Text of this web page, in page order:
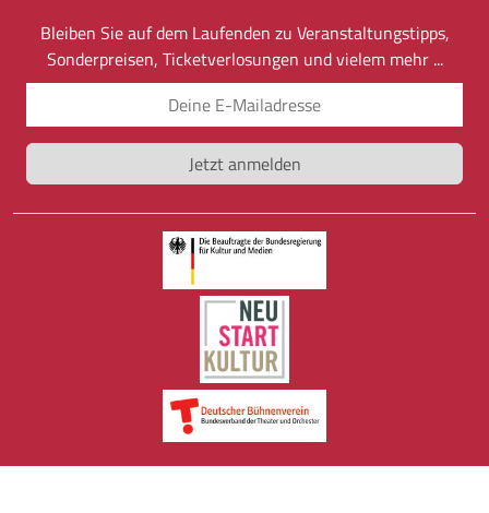
Bleiben Sie auf dem Laufenden zu Veranstaltungstipps,
Sonderpreisen, Ticketverlosungen und vielem mehr ...